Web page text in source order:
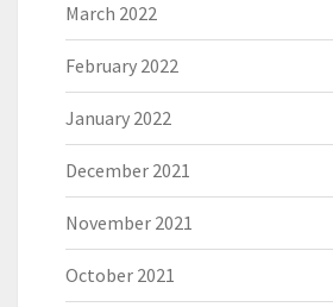
March 2022
February 2022
January 2022
December 2021
November 2021
October 2021